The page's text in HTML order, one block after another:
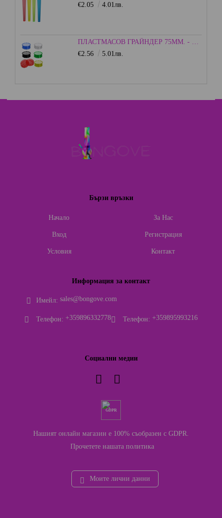
€2.05
4.01лв.
€2.56
5.01лв.
Бързи връзки
Начало За Нас
Вход Регистрация
Условия Контакт
Информация за контакт
Имейл: sales@bongove.com
Телефон: +359896332778 Телефон: +359895993216
Социални медии
GDPR
Нашият онлайн магазин е 100% съобразен с GDPR.
Прочетете нашата политика
Моите лични данни